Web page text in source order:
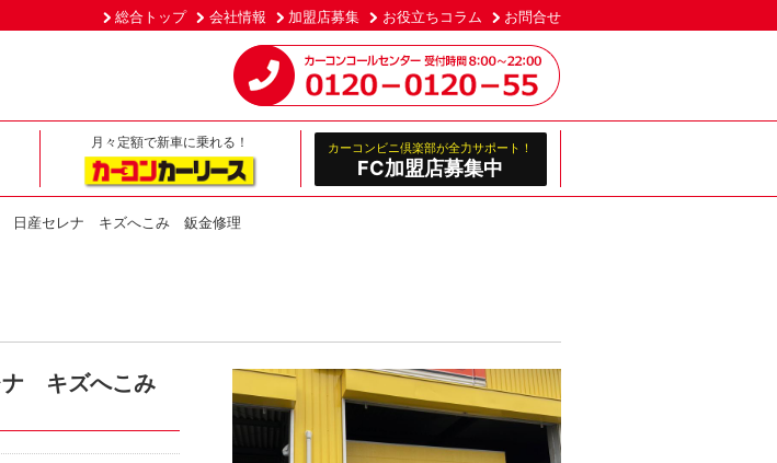
総合トップ 会社情報 加盟店募集 お役立ちコラム お問合せ
月々定額で新車に乗れる！ カーコンビニ倶楽部が全力サポート！
FC加盟店募集中
日産セレナ キズへこみ 鈑金修理
ナ キズへこみ